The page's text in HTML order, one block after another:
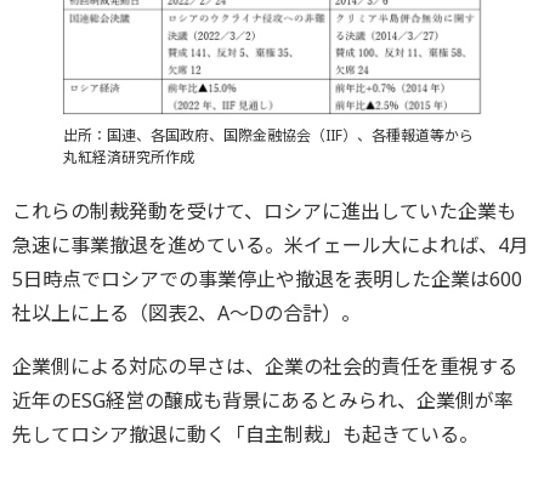
出所：国連、各国政府、国際金融協会（IIF）、各種報道等から
丸紅経済研究所作成
これらの制裁発動を受けて、ロシアに進出していた企業も
急速に事業撤退を進めている。米イェール大によれば、4月
5日時点でロシアでの事業停止や撤退を表明した企業は600
社以上に上る（図表2、A～Dの合計）。
企業側による対応の早さは、企業の社会的責任を重視する
近年のESG経営の醸成も背景にあるとみられ、企業側が率
先してロシア撤退に動く「自主制裁」も起きている。